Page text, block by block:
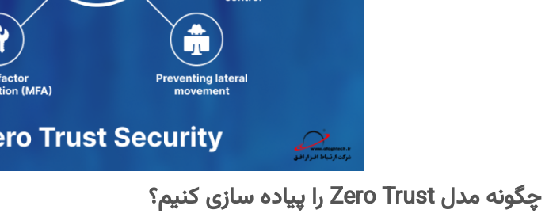
چگونه مدل Zero Trust را پیاده سازی کنیم؟